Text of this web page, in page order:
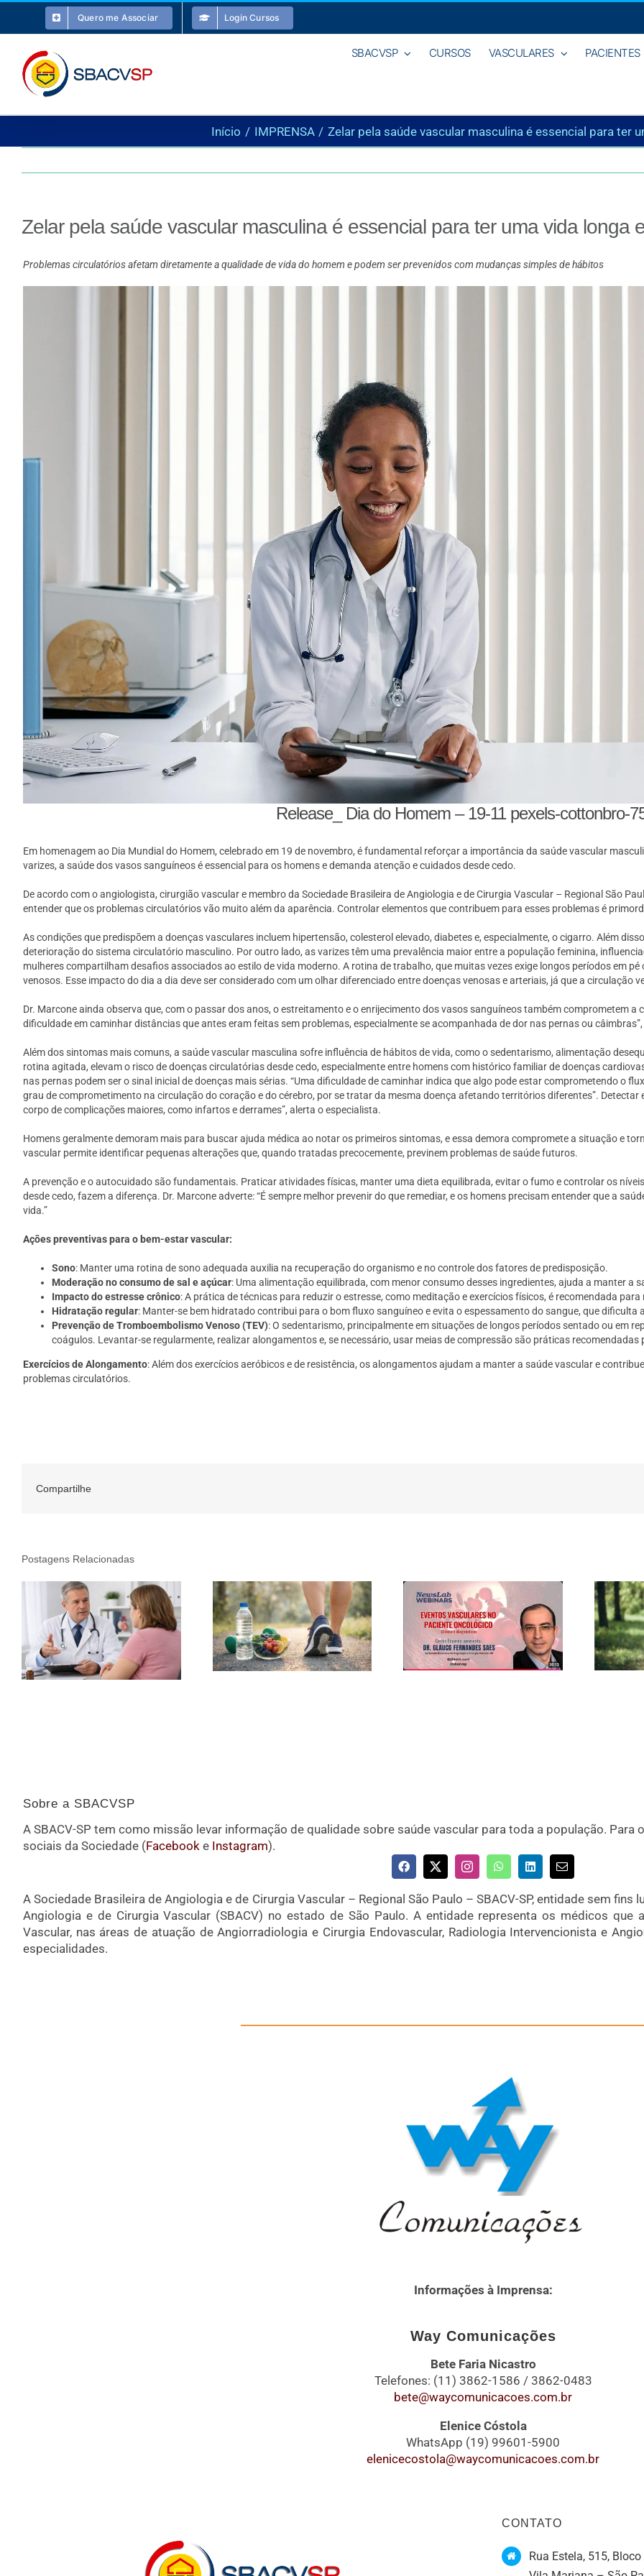
o
conteúdo
Quero me Associar Login Cursos
SBACVSP CURSOS VASCULARES PACIENTES
Início IMPRENSA Zelar pela saúde vascular masculina é essencial para ter
Zelar pela saúde vascular masculina é essencial para ter uma vida longa
Problemas circulatórios afetam diretamente a qualidade de vida do homem e podem ser prevenidos com mudanças simples de hábitos
Release_ Dia do Homem – 19-11 pexels-cottonbro-
Em homenagem ao Dia Mundial do Homem, celebrado em 19 de novembro, é fundamental reforçar a importância da saúde vascular
varizes, a saúde dos vasos sanguíneos é essencial para os homens e demanda atenção e cuidados desde cedo.
De acordo com o angiologista, cirurgião vascular e membro da Sociedade Brasileira de Angiologia e de Cirurgia Vascular – Regional São
entender que os problemas circulatórios vão muito além da aparência. Controlar elementos que contribuem para esses problemas é
As condições que predispõem a doenças vasculares incluem hipertensão, colesterol elevado, diabetes e, especialmente, o cigarro. Além
deterioração do sistema circulatório masculino. Por outro lado, as varizes têm uma prevalência maior entre a população feminina,
mulheres compartilham desafios associados ao estilo de vida moderno. A rotina de trabalho, que muitas vezes exige longos períodos em
venosos. Esse impacto do dia a dia deve ser considerado com um olhar diferenciado entre doenças venosas e arteriais, já que a circulação
Dr. Marcone ainda observa que, com o passar dos anos, o estreitamento e o enrijecimento dos vasos sanguíneos também comprometem a
dificuldade em caminhar distâncias que antes eram feitas sem problemas, especialmente se acompanhada de dor nas pernas ou
Além dos sintomas mais comuns, a saúde vascular masculina sofre influência de hábitos de vida, como o sedentarismo, alimentação
rotina agitada, elevam o risco de doenças circulatórias desde cedo, especialmente entre homens com histórico familiar de doenças
nas pernas podem ser o sinal inicial de doenças mais sérias. “Uma dificuldade de caminhar indica que algo pode estar comprometendo o
grau de comprometimento na circulação do coração e do cérebro, por se tratar da mesma doença afetando territórios diferentes”.
corpo de complicações maiores, como infartos e derrames”, alerta o especialista.
Homens geralmente demoram mais para buscar ajuda médica ao notar os primeiros sintomas, e essa demora compromete a situação e
vascular permite identificar pequenas alterações que, quando tratadas precocemente, previnem problemas de saúde futuros.
A prevenção e o autocuidado são fundamentais. Praticar atividades físicas, manter uma dieta equilibrada, evitar o fumo e controlar os
desde cedo, fazem a diferença. Dr. Marcone adverte: “É sempre melhor prevenir do que remediar, e os homens precisam entender que a
vida.”
Ações preventivas para o bem-estar vascular:
Sono: Manter uma rotina de sono adequada auxilia na recuperação do organismo e no controle dos fatores de predisposição.
Moderação no consumo de sal e açúcar: Uma alimentação equilibrada, com menor consumo desses ingredientes, ajuda a manter a
Impacto do estresse crônico: A prática de técnicas para reduzir o estresse, como meditação e exercícios físicos, é recomendada
Hidratação regular: Manter-se bem hidratado contribui para o bom fluxo sanguíneo e evita o espessamento do sangue, que
Prevenção de Tromboembolismo Venoso (TEV): O sedentarismo, principalmente em situações de longos períodos sentado ou em
coágulos. Levantar-se regularmente, realizar alongamentos e, se necessário, usar meias de compressão são práticas
Exercícios de Alongamento: Além dos exercícios aeróbicos e de resistência, os alongamentos ajudam a manter a saúde vascular e
problemas circulatórios.
Compartilhe
Postagens Relacionadas
Sobre a SBACVSP
A SBACV-SP tem como missão levar informação de qualidade sobre saúde vascular para toda a população. Para
sociais da Sociedade (Facebooke Instagram).
A Sociedade Brasileira de Angiologia e de Cirurgia Vascular – Regional São Paulo – SBACV-SP, entidade sem
Angiologia e de Cirurgia Vascular (SBACV) no estado de São Paulo. A entidade representa os médicos que
Vascular, nas áreas de atuação de Angiorradiologia e Cirurgia Endovascular, Radiologia Intervencionista e
especialidades.
Informações à Imprensa:
Way Comunicações
Bete Faria Nicastro
Telefones: (11) 3862-1586 / 3862-0483
bete@waycomunicacoes.com.br
Elenice Cóstola
WhatsApp (19) 99601-5900
elenicecostola@waycomunicacoes.com.br
CONTATO
Rua Estela, 515, Bloco